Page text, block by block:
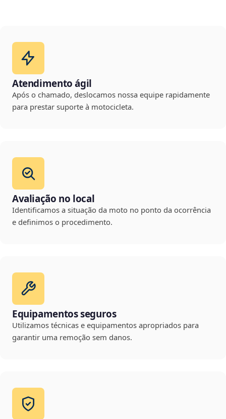
Atendimento ágil
Após o chamado, deslocamos nossa equipe rapidamente
para prestar suporte à motocicleta.
Avaliação no local
Identificamos a situação da moto no ponto da ocorrência
e definimos o procedimento.
Equipamentos seguros
Utilizamos técnicas e equipamentos apropriados para
garantir uma remoção sem danos.